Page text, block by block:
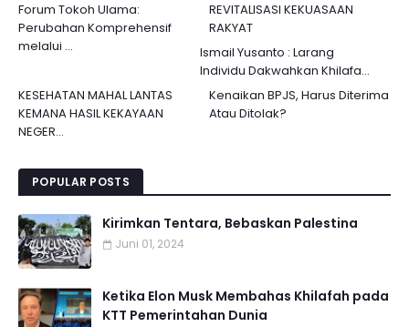
Forum Tokoh Ulama:
Perubahan Komprehensif
melalui ...
REVITALISASI KEKUASAAN
RAKYAT
Ismail Yusanto : Larang
Individu Dakwahkan Khilafa...
Kenaikan BPJS, Harus Diterima
Atau Ditolak?
KESEHATAN MAHAL LANTAS
KEMANA HASIL KEKAYAAN
NEGER...
POPULAR POSTS
Kirimkan Tentara, Bebaskan Palestina
Juni 01, 2024
Ketika Elon Musk Membahas Khilafah pada
KTT Pemerintahan Dunia